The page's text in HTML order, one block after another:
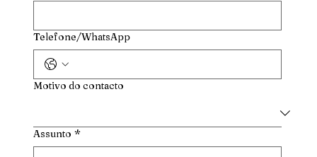
Telefone/WhatsApp
Motivo do contacto
Assunto *